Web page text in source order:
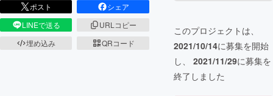
ポスト
シェア
LINEで送る
URLコピー
埋め込み
QRコード
このプロジェクトは、
2021/10/14に募集を開始
し、 2021/11/29に募集を
終了しました